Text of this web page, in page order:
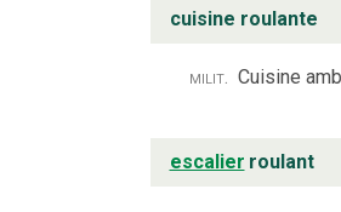
cuisine roulante
milit. Cuisine
escalier roulant